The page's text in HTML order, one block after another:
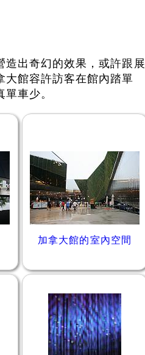
出奇幻的效果，或許跟展
大館容許訪客在館內踏單
車少。
加拿大館的室內空間